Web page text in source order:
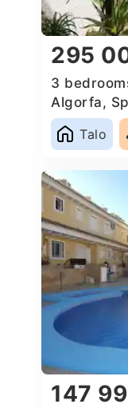
295
3
Algorfa,
Talo
147